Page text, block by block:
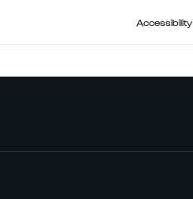
Accessibility